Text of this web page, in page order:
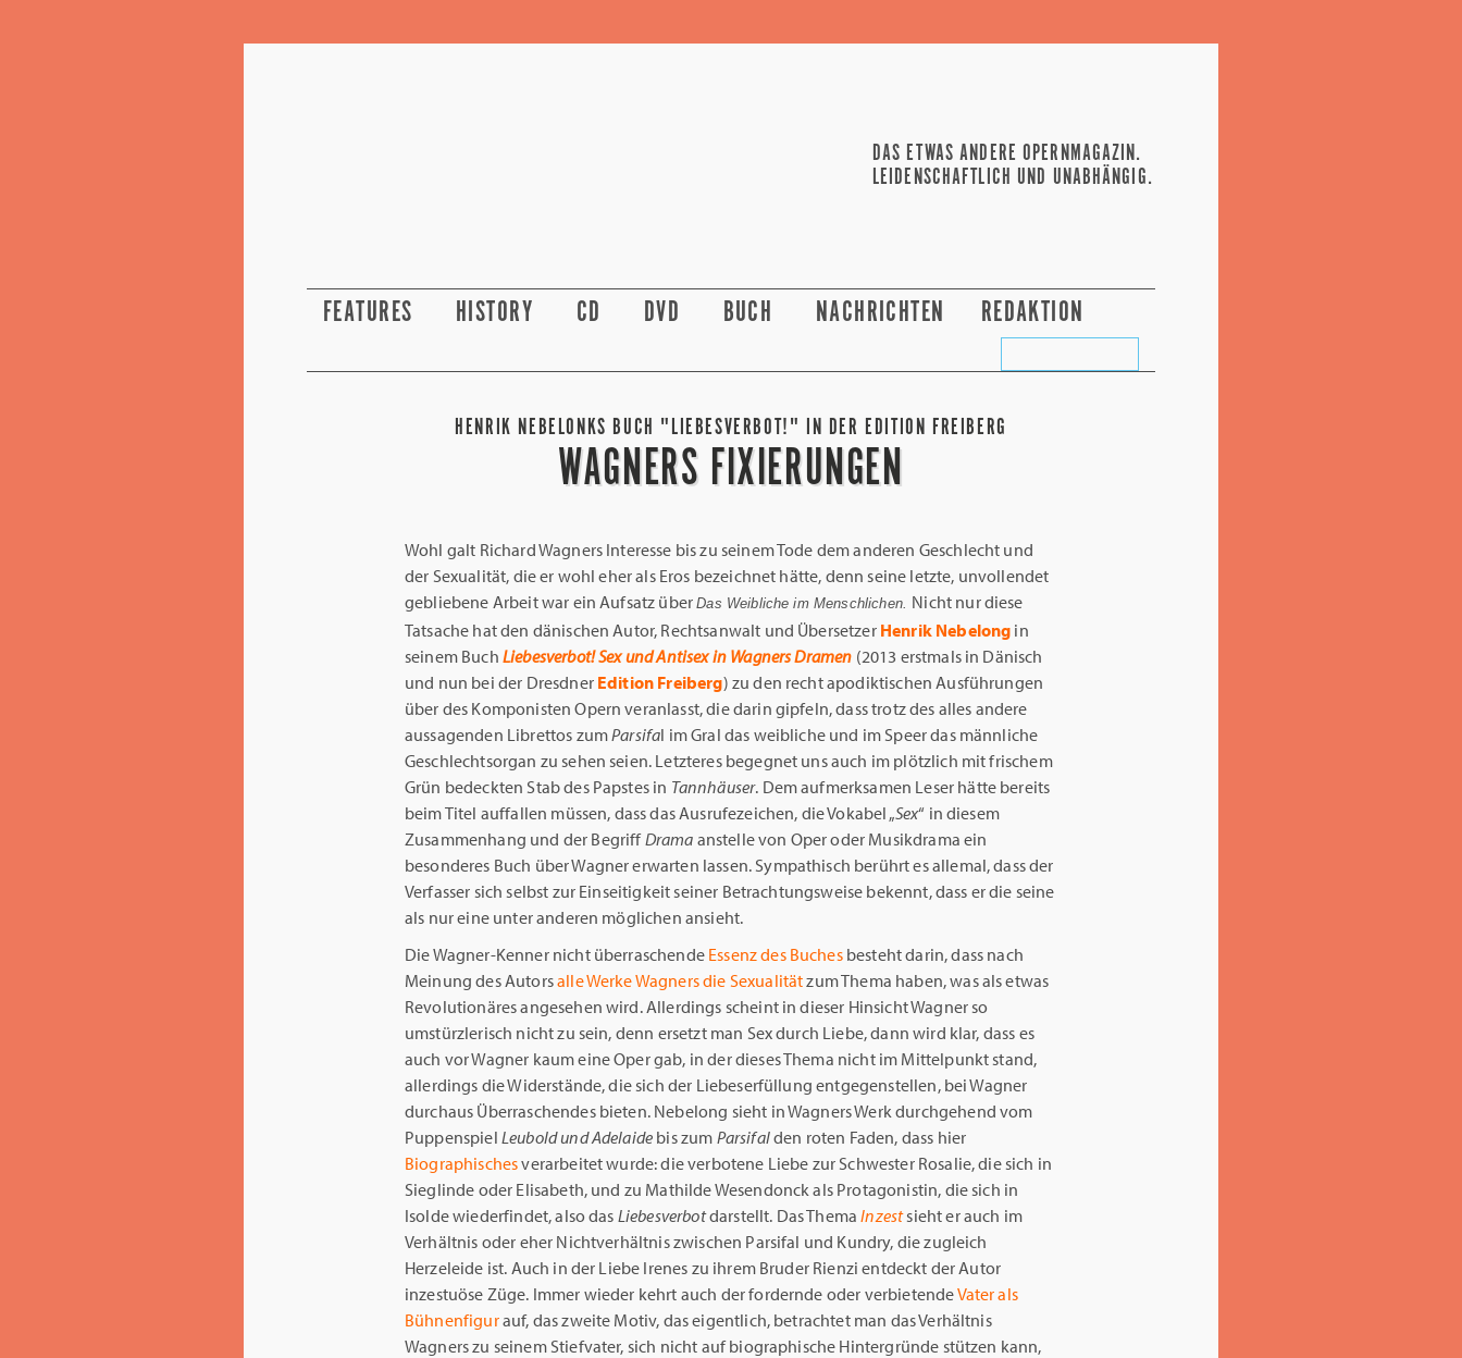
DAS ETWAS ANDERE OPERNMAGAZIN.
LEIDENSCHAFTLICH UND UNABHÄNGIG.
FEATURES HISTORY CD DVD BUCH NACHRICHTEN REDAKTION
HENRIK NEBELONKS BUCH "LIEBESVERBOT!" IN DER EDITION FREIBERG
WAGNERS FIXIERUNGEN
Wohl galt Richard Wagners Interesse bis zu seinem Tode dem anderen Geschlecht und
der Sexualität, die er wohl eher als Eros bezeichnet hätte, denn seine letzte, unvollendet
gebliebene Arbeit war ein Aufsatz überDas Weibliche im Menschlichen. Nicht nur diese
Tatsache hat den dänischen Autor, Rechtsanwalt und Übersetzer Henrik Nebelong in
seinem Buch Liebesverbot! Sex und Antisex in Wagners Dramen (2013 erstmals in Dänisch
und nun bei der Dresdner Edition Freiberg) zu den recht apodiktischen Ausführungen
über des Komponisten Opern veranlasst, die darin gipfeln, dass trotz des alles andere
aussagenden Librettos zumParsifal im Gral das weibliche und im Speer das männliche
Geschlechtsorgan zu sehen seien. Letzteres begegnet uns auch im plötzlich mit frischem
Grün bedeckten Stab des Papstes in Tannhäuser. Dem aufmerksamen Leser hätte bereits
beim Titel auffallen müssen, dass das Ausrufezeichen, die Vokabel „Sex“ in diesem
Zusammenhang und der BegriffDrama anstelle von Oper oder Musikdrama ein
besonderes Buch über Wagner erwarten lassen. Sympathisch berührt es allemal, dass der
Verfasser sich selbst zur Einseitigkeit seiner Betrachtungsweise bekennt, dass er die seine
als nur eine unter anderen möglichen ansieht.
Die Wagner-Kenner nicht überraschende Essenz des Buchesbesteht darin, dass nach
Meinung des Autorsalle Werke Wagners die Sexualitätzum Thema haben, was als etwas
Revolutionäres angesehen wird. Allerdings scheint in dieser Hinsicht Wagner so
umstürzlerisch nicht zu sein, denn ersetzt man Sex durch Liebe, dann wird klar, dass es
auch vor Wagner kaum eine Oper gab, in der dieses Thema nicht im Mittelpunkt stand,
allerdings die Widerstände, die sich der Liebeserfüllung entgegenstellen, bei Wagner
durchaus Überraschendes bieten. Nebelong sieht in Wagners Werk durchgehend vom
Puppenspiel Leubold und Adelaide bis zum Parsifalden roten Faden, dass hier
Biographischesverarbeitet wurde: die verbotene Liebe zur Schwester Rosalie, die sich in
Sieglinde oder Elisabeth, und zu Mathilde Wesendonck als Protagonistin, die sich in
Isolde wiederfindet, also das Liebesverbotdarstellt. Das ThemaInzestsieht er auch im
Verhältnis oder eher Nichtverhältnis zwischen Parsifal und Kundry, die zugleich
Herzeleide ist. Auch in der Liebe Irenes zu ihrem Bruder Rienzi entdeckt der Autor
inzestuöse Züge. Immer wieder kehrt auch der fordernde oder verbietendeVater als
Bühnenfigurauf, das zweite Motiv, das eigentlich, betrachtet man das Verhältnis
Wagners zu seinem Stiefvater, sich nicht auf biographische Hintergründe stützen kann,